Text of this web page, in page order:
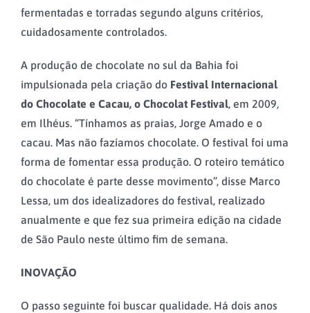
fermentadas e torradas segundo alguns critérios,
cuidadosamente controlados.
A produção de chocolate no sul da Bahia foi
impulsionada pela criação do Festival Internacional
do Chocolate e Cacau, o Chocolat Festival , em 2009,
em Ilhéus. “Tínhamos as praias, Jorge Amado e o
cacau. Mas não fazíamos chocolate. O festival foi uma
forma de fomentar essa produção. O roteiro temático
do chocolate é parte desse movimento”, disse Marco
Lessa, um dos idealizadores do festival, realizado
anualmente e que fez sua primeira edição na cidade
de São Paulo neste último fim de semana.
INOVAÇÃO
O passo seguinte foi buscar qualidade. Há dois anos